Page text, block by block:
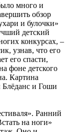
много и
обзор
и булочки»
детский
конкурсах, –
узнав, что его
его спасти,
фоне детского
Картина
Блёданс и Гоши
Ранний
на ноги»